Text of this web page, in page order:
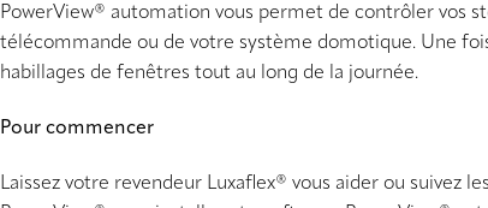
PowerView® automation vous permet de contrôler vos
télécommande ou de votre système domotique. Une
habillages de fenêtres tout au long de la journée.
Pour commencer
Laissez votre revendeur Luxaflex® vous aider ou suivez